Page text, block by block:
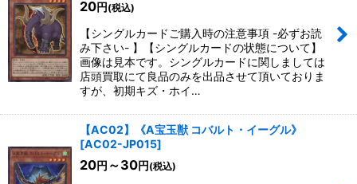
20円 (税込)
【シングルカードご購入時の注意事項 -必ずお読
み下さい- 】【シングルカードの状態について】
画像は見本です。シングルカードに関しましては
店頭買取にて良品のみを出品させて頂いておりま
すが、初期キズ・ホイ…
【AC02】《A宝玉獣 コバルト・イーグル》
[AC02-JP015]
20円 ～30円 (税込)